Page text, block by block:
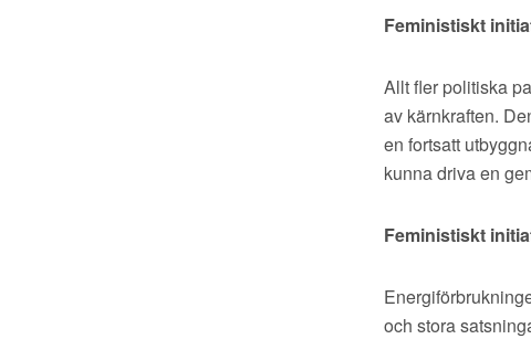
Feministiskt
Allt fler politiska
av kärnkraften.
en fortsatt
kunna driva en
Feministiskt
E
och stora